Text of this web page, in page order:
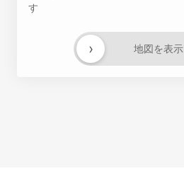
す
地図を表示
›